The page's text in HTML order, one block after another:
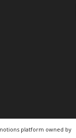
platform owned by